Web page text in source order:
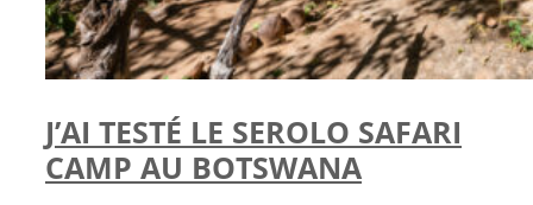
J’AI TESTÉ LE SEROLO SAFARI
CAMP AU BOTSWANA